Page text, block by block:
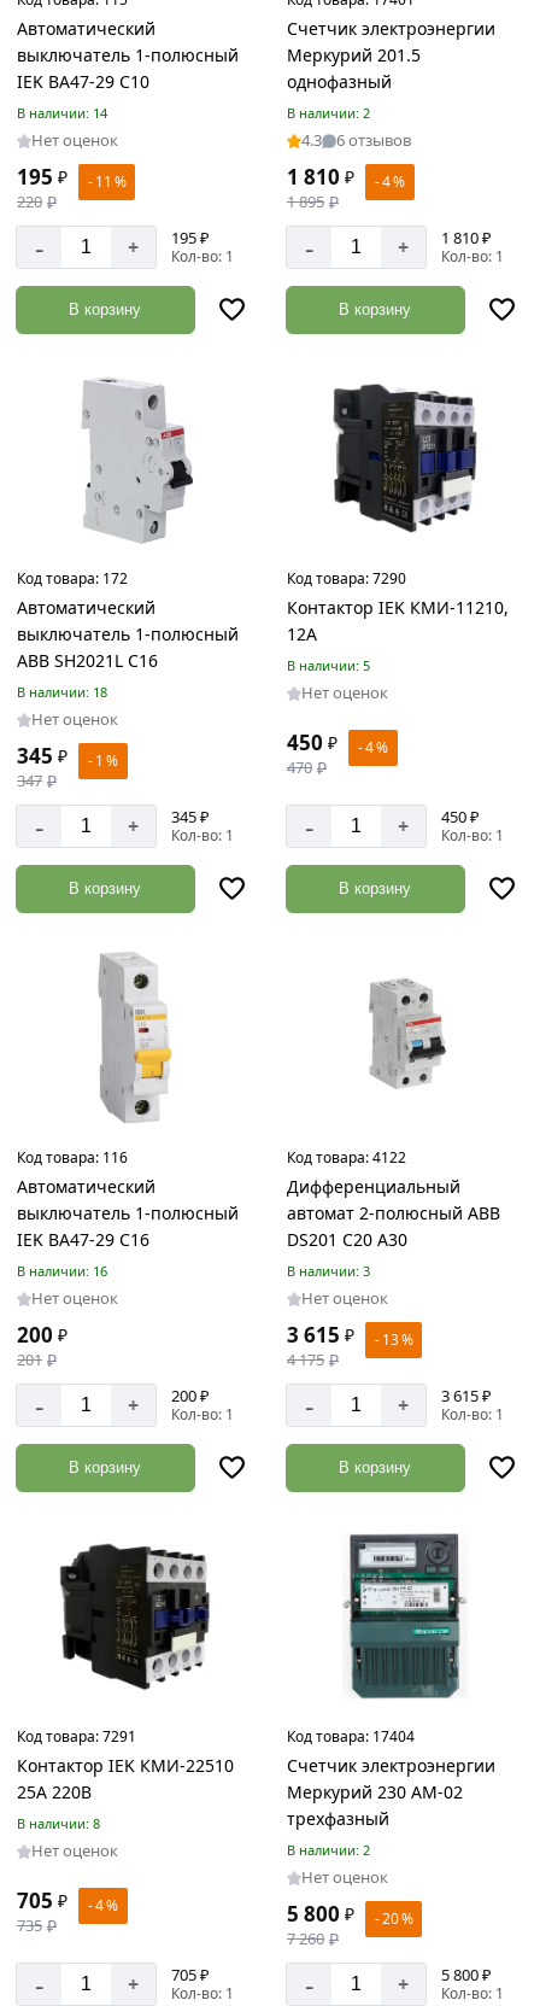
акции:
23
Шпильки
Товаров
акции:
15
Шурупы
Товаров
по
акции:
43
крепеж
Товаров
Гайки
по
22
Такелаж
Товаров
по
88
Инструменты
Товаров
акции:
1230
Отделочные
инструменты
Товаров
Измерительные
Товаров
по
акции:
53
Газовое
и
сварочное
Товаров
акции:
38
Расходные
Товаров
по
акции:
236
Столярные
инструменты
по
190
Электро
бензоинструмент
по
акции:
Буры
Автоматический
выключатель 1-полюсный
IEK ВА47-29 С10
В наличии: 14
Нет оценок
195 ₽
220 ₽
- 11 %
- + 195 ₽
Кол-во: 1
В корзину
Счетчик электроэнергии
Меркурий 201.5
однофазный
В наличии: 2
4.3 6 отзывов
1 810 ₽
1 895 ₽
- 4 %
- + 1 810 ₽
Кол-во: 1
В корзину
Код товара: 172
Автоматический
выключатель 1-полюсный
ABB SH2021L C16
В наличии: 18
Нет оценок
345 ₽
347 ₽
- 1 %
- + 345 ₽
Кол-во: 1
В корзину
Код товара:7290
Контактор IEK КМИ-11210,
12А
В наличии: 5
Нет оценок
450 ₽
470 ₽
- 4 %
- + 450 ₽
Кол-во: 1
В корзину
Код товара: 116
Автоматический
выключатель 1-полюсный
IEK ВА47-29 С16
В наличии: 16
Нет оценок
200 ₽
201 ₽
- + 200 ₽
Кол-во: 1
В корзину
Код товара:4122
Дифференциальный
автомат 2-полюсный ABB
DS201 C20 A30
В наличии: 3
Нет оценок
3 615 ₽
4 175 ₽
- 13 %
- + 3 615 ₽
Кол-во: 1
В корзину
Код товара:7291
Контактор IEK КМИ-22510
25А 220В
В наличии: 8
Нет оценок
705 ₽
735 ₽
- 4 %
- + 705 ₽
Кол-во: 1
Код товара: 17404
Счетчик электроэнергии
Меркурий 230 АМ-02
трехфазный
В наличии: 2
Нет оценок
5 800 ₽
7 260 ₽
- 20 %
- + 5 800 ₽
Кол-во: 1